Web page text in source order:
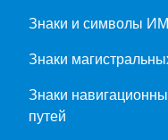
Знаки и символы
Знаки
Знаки
путей